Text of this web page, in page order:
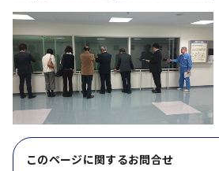
このページに関するお問合せ